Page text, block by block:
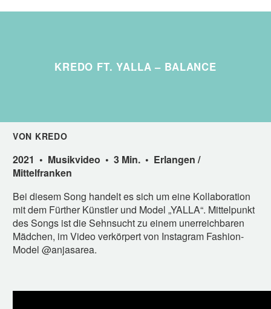
KREDO FT. YALLA – BALANCE
VON KREDO
2021 • Musikvideo • 3 Min. • Erlangen /
Mittelfranken
Bei diesem Song handelt es sich um eine Kollaboration
mit dem Fürther Künstler und Model „YALLA“. Mittelpunkt
des Songs ist die Sehnsucht zu einem unerreichbaren
Mädchen, im Video verkörpert von Instagram Fashion-
Model @anjasarea.